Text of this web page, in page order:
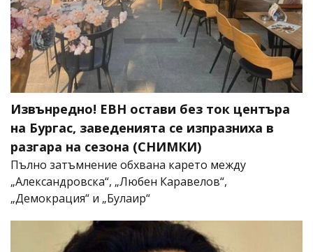
Извънредно! ЕВН остави без ток центъра
на Бургас, заведенията се изпразниха в
разгара на сезона (СНИМКИ)
Пълно затъмнение обхвана карето между
„Александровска“, „Любен Каравелов“,
„Демокрация“ и „Булаир“